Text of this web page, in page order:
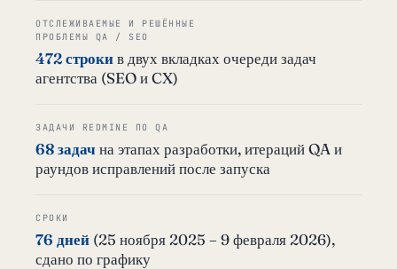
ОТСЛЕЖИВАЕМЫЕ И РЕШЁННЫЕ
ПРОБЛЕМЫ QA / SEO
472 строкив двух вкладках очереди задач
агентства (SEO и CX)
ЗАДАЧИ REDMINE ПО QA
68 задач на этапах разработки, итераций QA и
раундов исправлений после запуска
СРОКИ
76 дней (25 ноября 2025 – 9 февраля 2026),
сдано по графику